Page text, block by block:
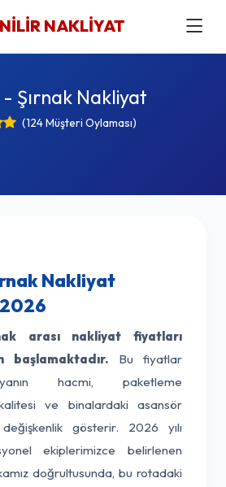
NAKLİYAT
Şırnak Nakliyat
(124 Müşteri Oylaması)
Nakliyat
arası nakliyat fiyatları
başlamaktadır. Bu fiyatlar
hacmi, paketleme
ve binalardaki asansör
gösterir. 2026 yılı
ekiplerimizce belirlenen
doğrultusunda, bu rotadaki